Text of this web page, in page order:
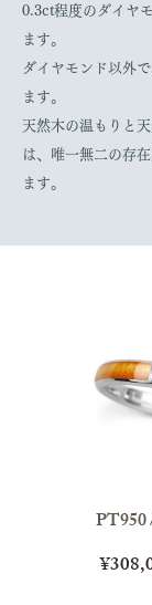
0.3ct程度のダイヤ
ます。
ダイヤモンド以外
ます。
天然木の温もりと
は、唯一無二の存
ます。
PT950